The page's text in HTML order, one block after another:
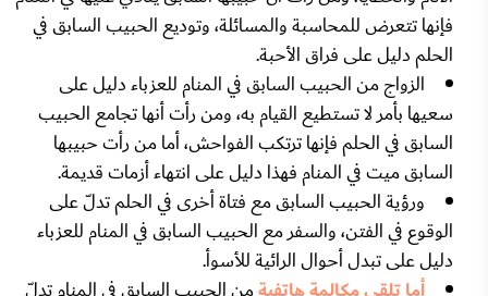
فإنها تتعرض للمحاسبة والمسائلة، وتوديع الحبيب السابق في
الحلم دليل على فراق الأحبة.
الزواج من الحبيب السابق في المنام للعزباء دليل على
سعيها بأمر لا تستطيع القيام به، ومن رأت أنها تجامع الحبيب
السابق في الحلم فإنها ترتكب الفواحش، أما من رأت حبيبها
السابق ميت في المنام فهذا دليل على انتهاء أزمات قديمة.
ورؤية الحبيب السابق مع فتاة أخرى في الحلم تدلّ على
الوقوع في الفتن، والسفر مع الحبيب السابق في المنام للعزباء
دليل على تبدل أحوال الرائية للأسوأ.